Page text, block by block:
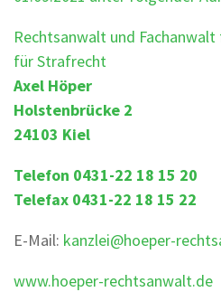
Rechtsanwalt und
für Strafrecht
Axel Höper
Holstenbrücke 2
24103 Kiel
Telefon 0431-22 18 15 20
Telefax 0431-22 18 15 22
E-Mail: kanzlei@hoeper-
www.hoeper-rechtsanwalt.de